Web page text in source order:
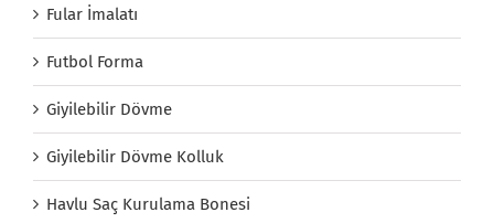
Fular İmalatı
Futbol Forma
Giyilebilir Dövme
Giyilebilir Dövme Kolluk
Havlu Saç Kurulama Bonesi